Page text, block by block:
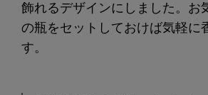
飾れるデザインにしました。お
の瓶をセットしておけば気軽に
す。